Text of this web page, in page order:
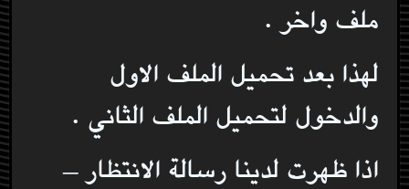
ملف واخر .
لهذا بعد تحميل الملف الاول
والدخول لتحميل الملف الثاني .
اذا ظهرت لدينا رسالة الانتظار –